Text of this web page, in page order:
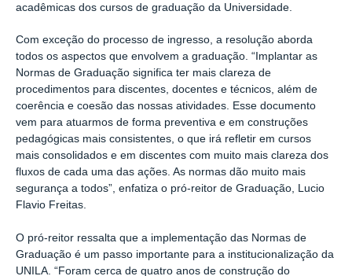
acadêmicas dos cursos de graduação da Universidade.
Com exceção do processo de ingresso, a resolução aborda
todos os aspectos que envolvem a graduação. “Implantar as
Normas de Graduação significa ter mais clareza de
procedimentos para discentes, docentes e técnicos, além de
coerência e coesão das nossas atividades. Esse documento
vem para atuarmos de forma preventiva e em construções
pedagógicas mais consistentes, o que irá refletir em cursos
mais consolidados e em discentes com muito mais clareza dos
fluxos de cada uma das ações. As normas dão muito mais
segurança a todos”, enfatiza o pró-reitor de Graduação, Lucio
Flavio Freitas.
O pró-reitor ressalta que a implementação das Normas de
Graduação é um passo importante para a institucionalização da
UNILA. “Foram cerca de quatro anos de construção do